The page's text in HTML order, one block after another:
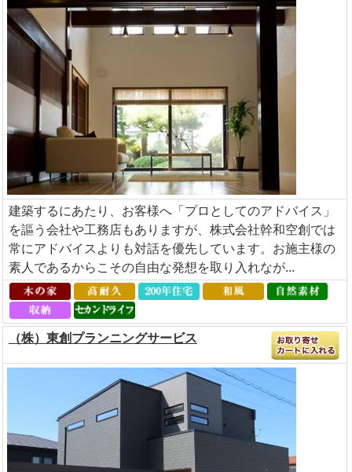
建築するにあたり、お客様へ「プロとしてのアドバイス」
を謳う会社や工務店もありますが、株式会社幹和空創では
常にアドバイスよりも対話を優先しています。お施主様の
素人であるからこその自由な発想を取り入れなが...
（株）東創プランニングサービス